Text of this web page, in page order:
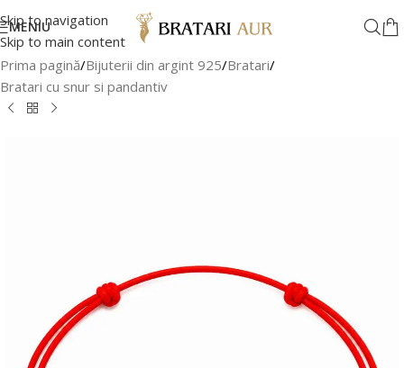
Skip to navigation
Skip to main content
MENIU
Prima pagină/Bijuterii din argint 925/Bratari/
Bratari cu snur si pandantiv